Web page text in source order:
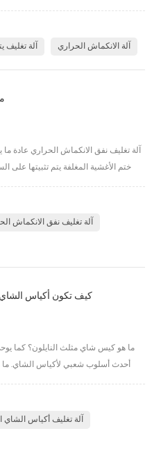
الانكماش ، آلة تقليص الكفة ، آلة
التغليف بالانكماش الحراري من عدة نقاط على النحو التالي: 1 ، حجم العبوة ، سوا...
آلة تغليف آلة الانكماش الحراري
آلة تغليف نفق الانكماش الحراري عادة
ختم الأغشية المغلفة يتم تثبيتها
بقدرة معينة على مقاومة القاذورات
آلة تغليف نفق الانكماش
كيف تكون أكياس
ما هو كيس شاي مثلث النايلون؟ كما
أحدث أسلوب شعبي لأكياس الشاي. ما
and bigger. It has the
triangular tea bag based on its
آلة تغليف أكياس الشاي